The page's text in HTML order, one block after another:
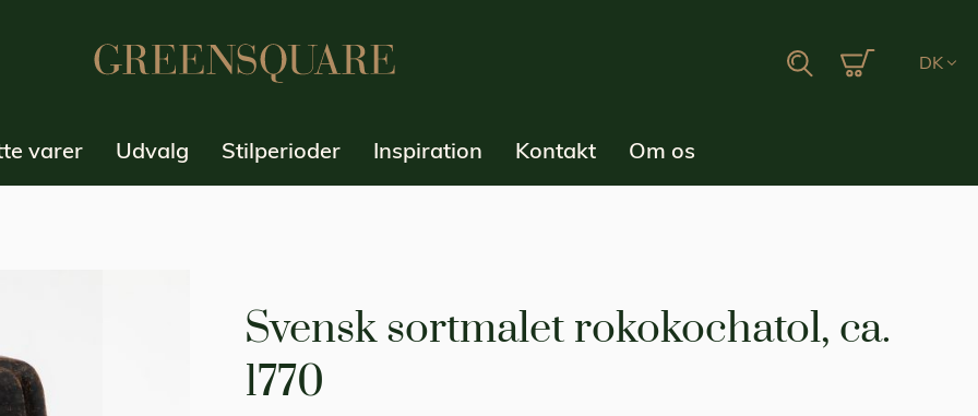
Search Min DK
varer Udvalg Stilperioder Inspiration Kontakt Om os
Svensk sortmalet rokokochatol, ca.
1770